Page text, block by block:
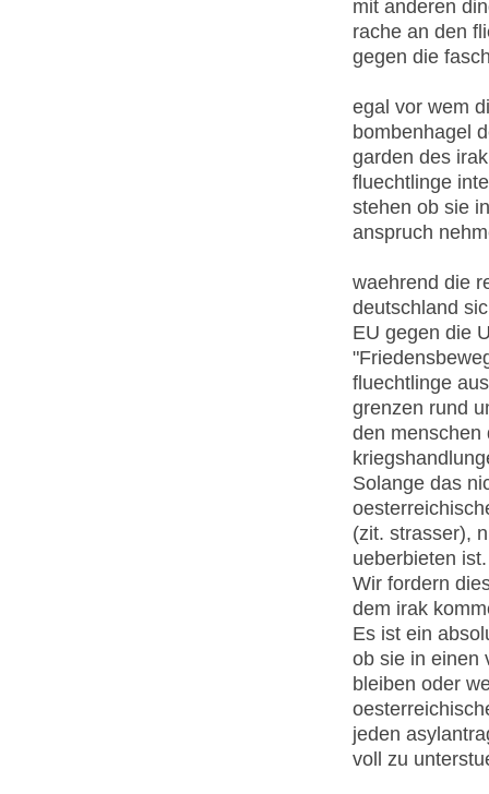
mit anderen
rache an den
gegen die
egal vor wem
bombenhagel
garden des
fluechtlinge
stehen ob sie
anspruch
waehrend die
deutschland
EU gegen die
fluechtlinge
grenzen rund
den menschen
Solange das
(zit. strasser),
ueberbieten ist.
Wir fordern
dem irak
Es ist ein
ob sie in einen
bleiben oder
jeden
voll zu